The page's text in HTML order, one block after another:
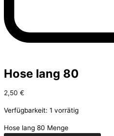
Hose lang 80
2,50 €
Verfügbarkeit: 1 vorrätig
Hose lang 80 Menge